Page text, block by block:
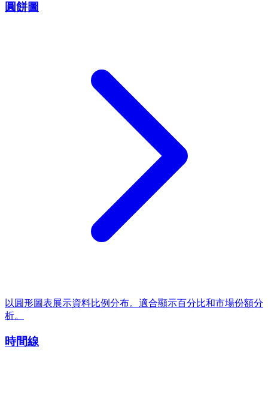
圓餅圖
以圓形圖表展示資料比例分布。適合顯示百分比和市場份額分
析。
時間線